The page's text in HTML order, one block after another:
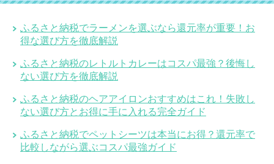
ふるさと納税でラーメンを選ぶなら還元率が重要！お
得な選び方を徹底解説
ふるさと納税のレトルトカレーはコスパ最強？後悔し
ない選び方を徹底解説
ふるさと納税のヘアアイロンおすすめはこれ！失敗し
ない選び方とお得に手に入れる完全ガイド
ふるさと納税でペットシーツは本当にお得？還元率で
比較しながら選ぶコスパ最強ガイド